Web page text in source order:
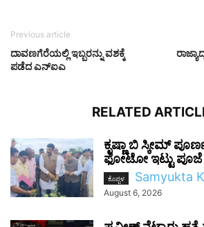
Previous article
ದಾವಣಗೆರೆಯಲ್ಲಿ ಇಬ್ಬರನ್ನು ವಶಕ್ಕೆ
ಪಡೆದ ಎನ್ಐಎ
RELATED
ಕೃಷ್ಣಾ ಬಿ ಸ್ಕೀಮ್
ಫೋಟೋ ಇಟ್ಟು ಪೂಜೆ
ಕೊಪ್ಪಳ Samyukta
August 6, 2026